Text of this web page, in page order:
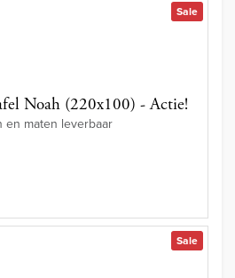
Sale
Noah (220x100) - Actie!
maten leverbaar
Sale